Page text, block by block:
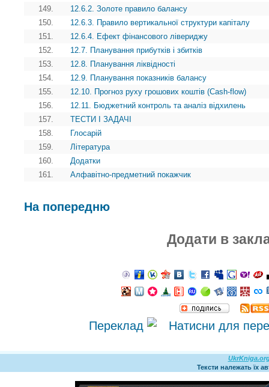
149.
12.6.2. Золоте правило балансу
150.
12.6.3. Правило вертикальної структури капіталу
151.
12.6.4. Ефект фінансового лівериджу
152.
12.7. Планування прибутків і збитків
153.
12.8. Планування ліквідності
154.
12.9. Планування показників балансу
155.
12.10. Прогноз руху грошових коштів (Cash-flow)
156.
12.11. Бюджетний контроль та аналіз відхилень
157.
ТЕСТИ І ЗАДАЧІ
158.
Глосарій
159.
Література
160.
Додатки
161.
Алфавітно-предметний покажчик
На попередню
Додати в
Переклад
Тексти належать їх